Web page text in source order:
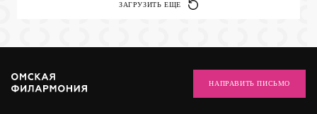
ЗАГРУЗИТЬ ЕЩЕ
НАПРАВИТЬ ПИСЬМО